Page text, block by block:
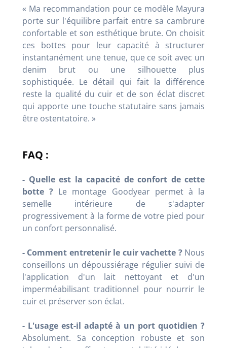
« Ma recommandation pour ce modèle Mayura
porte sur l'équilibre parfait entre sa cambrure
confortable et son esthétique brute. On choisit
ces bottes pour leur capacité à structurer
instantanément une tenue, que ce soit avec un
denim brut ou une silhouette plus
sophistiquée. Le détail qui fait la différence
reste la qualité du cuir et de son éclat discret
qui apporte une touche statutaire sans jamais
être ostentatoire. »
FAQ :
- Quelle est la capacité de confort de cette
botte ? Le montage Goodyear permet à la
semelle intérieure de s'adapter
progressivement à la forme de votre pied pour
un confort personnalisé.
- Comment entretenir le cuir vachette ?Nous
conseillons un dépoussiérage régulier suivi de
l'application d'un lait nettoyant et d'un
imperméabilisant traditionnel pour nourrir le
cuir et préserver son éclat.
- L'usage est-il adapté à un port quotidien ?
Absolument. Sa conception robuste et son